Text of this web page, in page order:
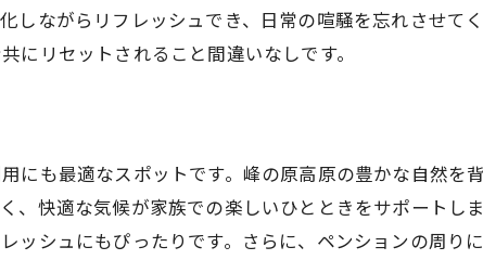
夏の避暑地としての魅力
ペンション周辺のおすすめスポット
バイク旅の立ち寄りスポット
自然との共生を感じる体験
アウトドアアドベンチャーの拠点
しながらリフレッシュでき、日常の喧騒を忘れさせて
にリセットされること間違いなしです。
にも最適なスポットです。峰の原高原の豊かな自然を
、快適な気候が家族での楽しいひとときをサポートし
ッシュにもぴったりです。さらに、ペンションの周り